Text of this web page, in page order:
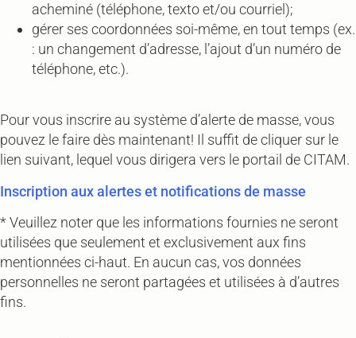
acheminé (téléphone, texto et/ou courriel);
gérer ses coordonnées soi-même, en tout temps (ex.
: un changement d’adresse, l’ajout d’un numéro de
téléphone, etc.).
Pour vous inscrire au système d’alerte de masse, vous
pouvez le faire dès maintenant! Il suffit de cliquer sur le
lien suivant, lequel vous dirigera vers le portail de CITAM.
Inscription aux alertes et notifications de masse
* Veuillez noter que les informations fournies ne seront
utilisées que seulement et exclusivement aux fins
mentionnées ci-haut. En aucun cas, vos données
personnelles ne seront partagées et utilisées à d’autres
fins.